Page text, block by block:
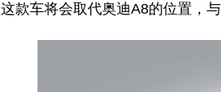
这款车将会取代奥迪A8的位置，